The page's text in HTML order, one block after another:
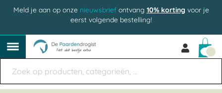
Meld je aan op onze nieuwsbriefontvang 10% korting voor je
eerst volgende bestelling!